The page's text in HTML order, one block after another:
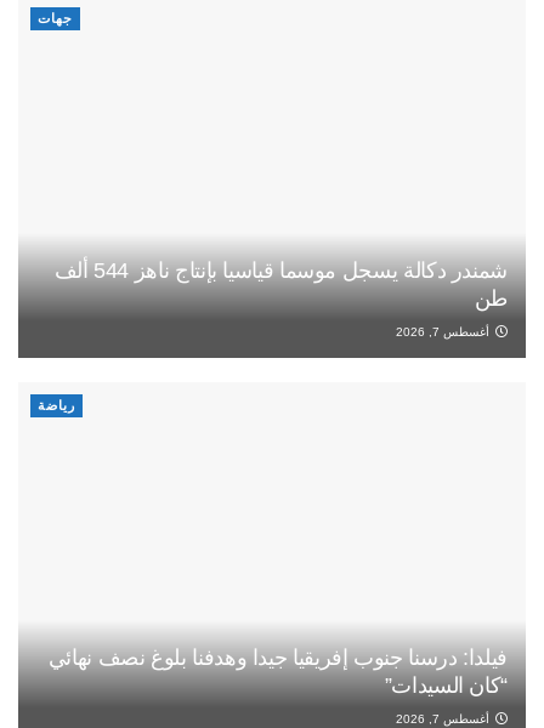
جهات
شمندر دكالة يسجل موسما قياسيا بإنتاج ناهز 544 ألف
طن
أغسطس 7, 2026
رياضة
فيلدا: درسنا جنوب إفريقيا جيدا وهدفنا بلوغ نصف نهائي
“كان السيدات”
أغسطس 7, 2026